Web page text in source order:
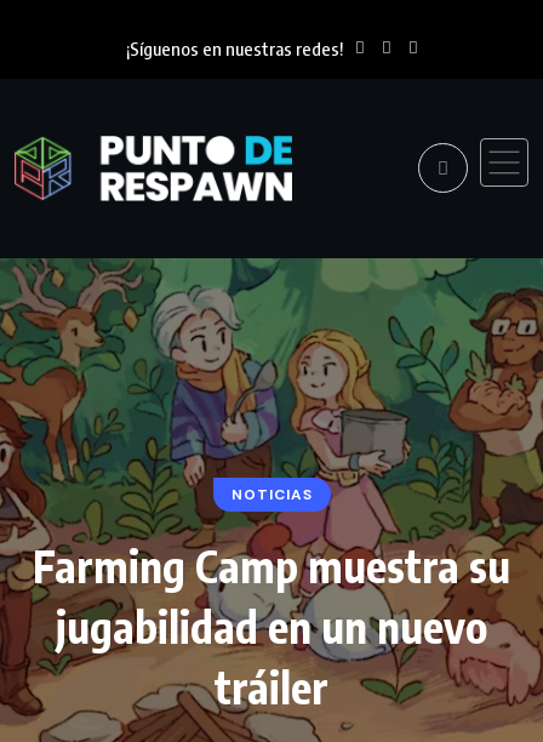
¡Síguenos en nuestras redes!
NOTICIAS
Farming Camp muestra su
jugabilidad en un nuevo
tráiler